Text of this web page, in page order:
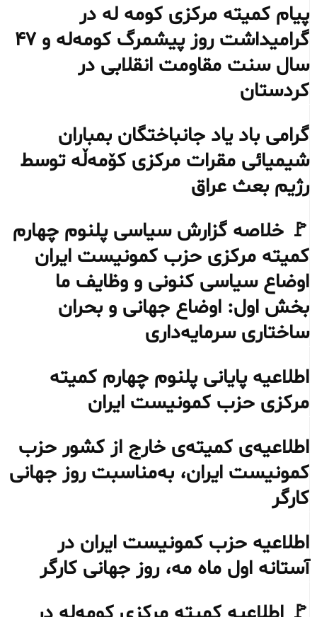
پیام کمیته مرکزی کومه له در
گرامیداشت روز پیشمرگ کومه‌له و ۴۷
سال سنت مقاومت انقلابی در
کردستان
گرامی باد یاد جانباختگان بمباران
شیمیائی مقرات مرکزی کۆمەڵە توسط
رژیم بعث عراق
🚩 خلاصه گزارش سیاسی پلنوم چهارم
کمیته مرکزی حزب کمونیست ایران
اوضاع سیاسی کنونی و وظایف ما
بخش اول: اوضاع جهانی و بحران
ساختاری سرمایه‌داری
اطلاعیه پایانی پلنوم چهارم کمیته
مرکزی حزب کمونیست ایران
اطلاعیه‌ی کمیته‌ی خارج از کشور حزب
کمونیست ایران، به‌مناسبت روز جهانی
کارگر
اطلاعیه حزب کمونیست ایران در
آستانه اول ماه مه، روز جهانی کارگر